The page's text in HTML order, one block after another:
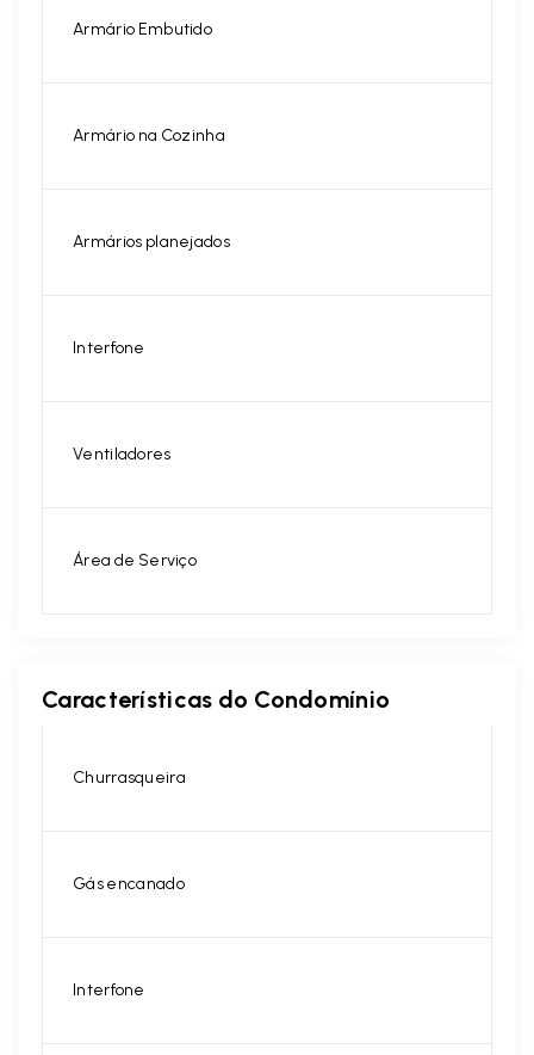
Armário Embutido
Armário na Cozinha
Armários planejados
Interfone
Ventiladores
Área de Serviço
Características do Condomínio
Churrasqueira
Gás encanado
Interfone